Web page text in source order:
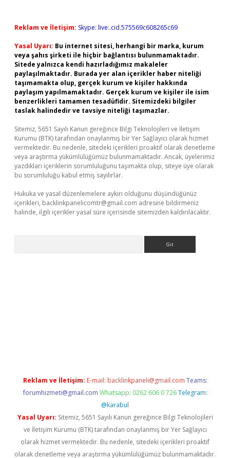
Reklam ve İletişim: Skype: live:.cid.575569c608265c69
Yasal Uyarı: Bu internet sitesi, herhangi bir marka, kurum
veya şahıs şirketi ile hiçbir bağlantısı bulunmamaktadır.
Sitede yalnızca kendi hazırladığımız makaleler
paylaşılmaktadır. Burada yer alan içerikler haber niteliği
taşımamakta olup, gerçek kurum ve kişiler hakkında
paylaşım yapılmamaktadır. Gerçek kurum ve kişiler ile isim
benzerlikleri tamamen tesadüfidir. Sitemizdeki bilgiler
taslak halindedir ve tavsiye niteliği taşımazlar.
Sitemiz, 5651 Sayılı Kanun gereğince Bilgi Teknolojileri ve İletişim
Kurumu (BTK) tarafından onaylanmış bir Yer Sağlayıcı olarak hizmet
vermektedir. Bu nedenle, sitedeki içerikleri proaktif olarak denetleme
veya araştırma yükümlülüğümüz bulunmamaktadır. Ancak, üyelerimiz
yazdıkları içeriklerin sorumluluğunu taşımakta olup, siteye üye olarak
bu sorumluluğu kabul etmiş sayılırlar.
Hukuka ve yasal düzenlemelere aykırı olduğunu düşündüğünüz
içerikleri, backlinkpanelicomtr@gmail.com adresine bildirmeniz
halinde, ilgili içerikler yasal süre içerisinde sitemizden kaldırılacaktır.
Reklam ve İletişim: E-mail: backlinkpaneli@gmail.com Teams:
forumhizmeti@gmail.com Whatsapp: 0262 606 0 726 Telegram:
@karabul
Yasal Uyarı: Sitemiz, 5651 Sayılı Kanun gereğince Bilgi Teknolojileri
ve İletişim Kurumu (BTK) tarafından onaylanmış bir Yer Sağlayıcı
olarak hizmet vermektedir. Bu nedenle, sitedeki içerikleri proaktif
olarak denetleme veya araştırma yükümlülüğümüz bulunmamaktadır.